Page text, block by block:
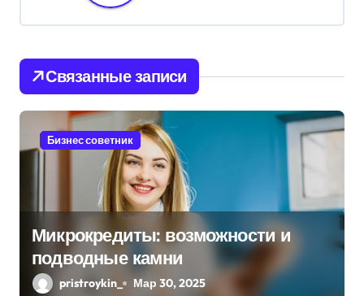
и
я
п
п
и
Связанные записи
Бизнес советник
Микрокредиты: возможности и
подводные камни
pristroykin_ Мар 30, 2025